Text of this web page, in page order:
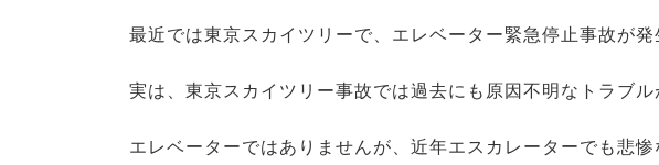
最近では東京スカイツリーで、エレベーター緊急停止事故が発
実は、東京スカイツリー事故では過去にも原因不明なトラブル
エレベーターではありませんが、近年エスカレーターでも悲惨